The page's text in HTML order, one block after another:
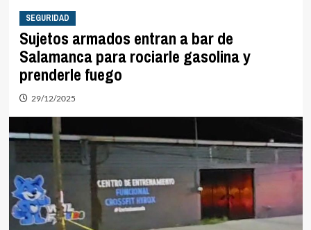
SEGURIDAD
Sujetos armados entran a bar de
Salamanca para rociarle gasolina y
prenderle fuego
29/12/2025